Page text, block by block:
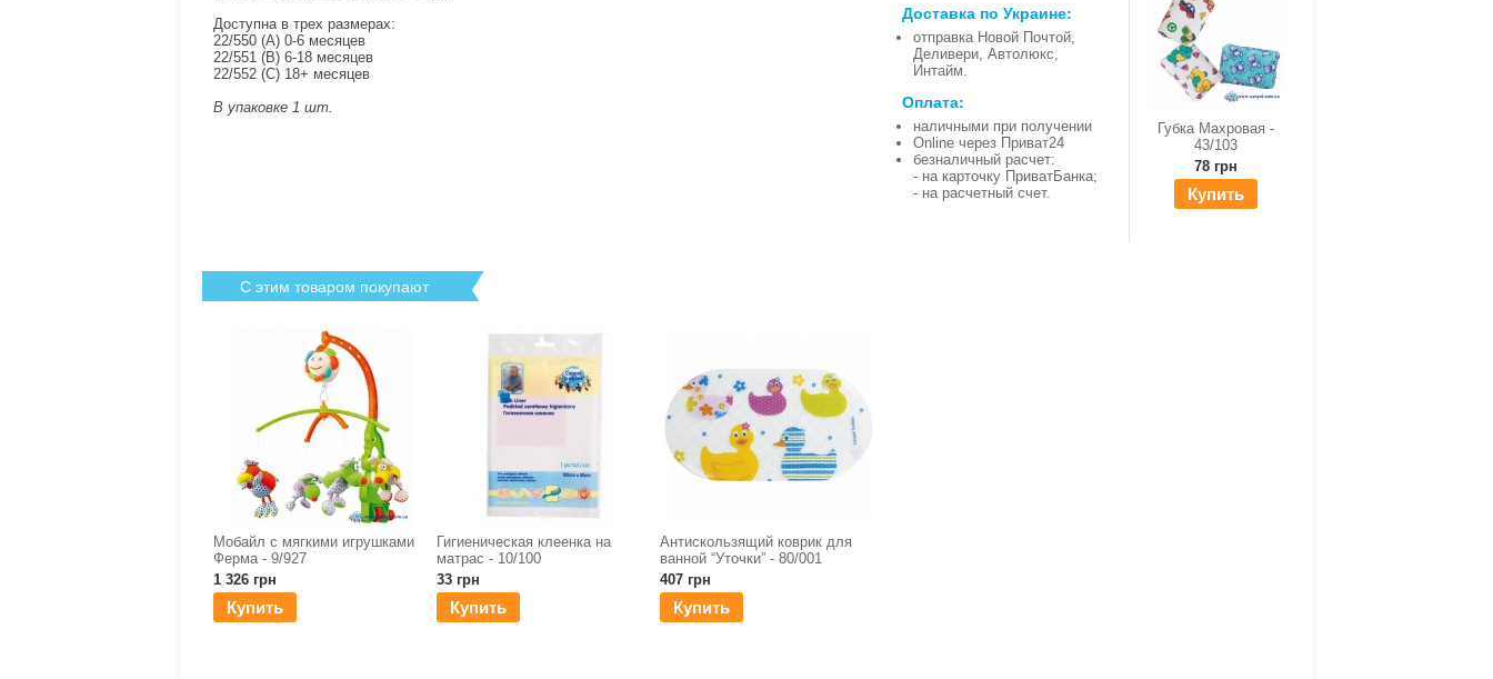
Губка Махровая -
43/103
78 грн
Купить
Доставка по Украине:
отправка Новой Почтой,
Деливери, Автолюкс,
Интайм.
Оплата:
наличными при получении
Online через Приват24
безналичный расчет:
- на карточку ПриватБанка;
- на расчетный счет.
Доступна в трех размерах:
22/550 (A) 0-6 месяцев
22/551 (B) 6-18 месяцев
22/552 (C) 18+ месяцев
В упаковке 1 шт.
С этим товаром покупают
Мобайл с мягкими игрушками
Ферма - 9/927
1 326 грн
Купить
Гигиеническая клеенка на
матрас - 10/100
33 грн
Купить
Антискользящий коврик для
ванной “Уточки” - 80/001
407 грн
Купить